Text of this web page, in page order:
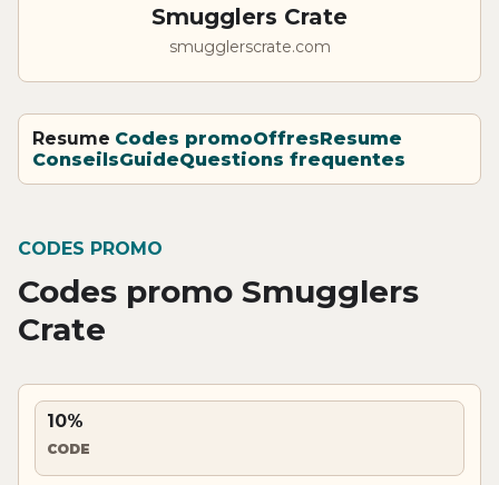
Smugglers Crate
smugglerscrate.com
Resume Codes promoOffresResume
ConseilsGuideQuestions frequentes
CODES PROMO
Codes promo Smugglers
Crate
10%
CODE